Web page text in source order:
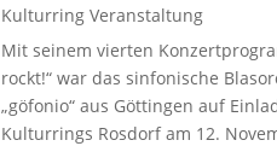
Kulturring Veranstaltung
Mit seinem vierten
rockt!“ war das sinfonische
„göfonio“ aus Göttingen auf
Kulturrings Rosdorf am 12.